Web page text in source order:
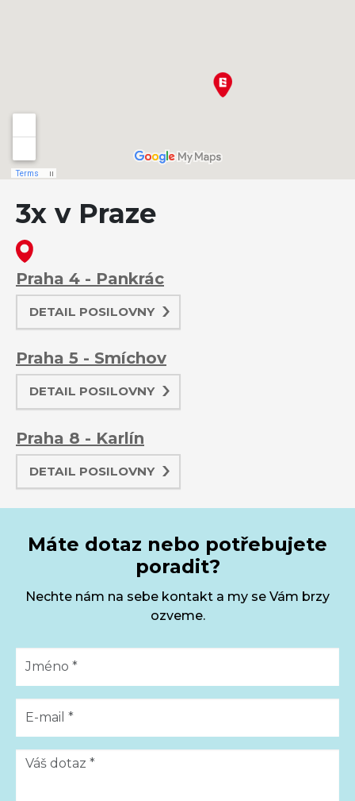
3x v Praze
Praha 4 - Pankrác
DETAIL POSILOVNY
Praha 5 - Smíchov
DETAIL POSILOVNY
Praha 8 - Karlín
DETAIL POSILOVNY
Máte dotaz nebo potřebujete
poradit?
Nechte nám na sebe kontakt a my se Vám brzy
ozveme.